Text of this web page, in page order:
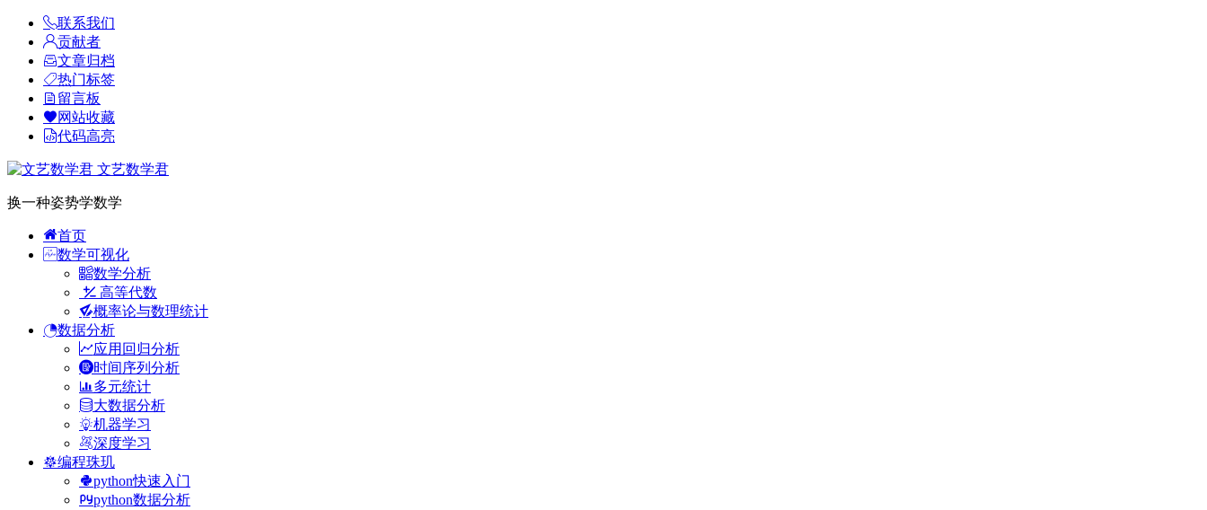
联系我们
贡献者
文章归档
热门标签
留言板
网站收藏
代码高亮
文艺数学君
换一种姿势学数学
首页
数学可视化
数学分析
高等代数
概率论与数理统计
数据分析
应用回归分析
时间序列分析
多元统计
大数据分析
机器学习
深度学习
编程珠玑
python快速入门
python数据分析